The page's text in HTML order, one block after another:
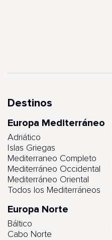
Destinos
Europa Mediterráneo
Adriático
Islas Griegas
Mediterraneo Completo
Mediterráneo Occidental
Mediterráneo Oriental
Todos los Mediterráneos
Europa Norte
Báltico
Cabo Norte